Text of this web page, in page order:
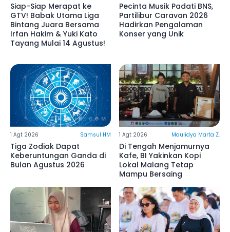
Siap-Siap Merapat ke
GTV! Babak Utama Liga
Bintang Juara Bersama
Irfan Hakim & Yuki Kato
Tayang Mulai 14 Agustus!
Pecinta Musik Padati BNS,
Partilibur Caravan 2026
Hadirkan Pengalaman
Konser yang Unik
1 Agt 2026 Samsul HM
Tiga Zodiak Dapat
Keberuntungan Ganda di
Bulan Agustus 2026
1 Agt 2026 Maulidya Marta Z.
Di Tengah Menjamurnya
Kafe, BI Yakinkan Kopi
Lokal Malang Tetap
Mampu Bersaing